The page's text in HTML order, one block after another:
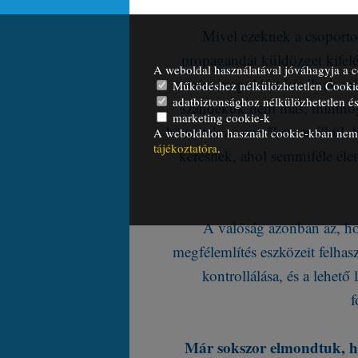
Mivel ezeknek a
propagandát küldözget
szerint megoldást kínálnak
szándékuk nem más,
követitek a vezetőket, anélkül,
keresitek, ahol semmiféle
A valóság azonban az,
megfélemlítés eszközeit
kontrollálása, és a
Már sokszor elmondtuk,
A weboldal használatával jóváhagyja a
Működéshez nélkülözhetetlen
adatbiztonsághoz nélkülözhetetlen
marketing cookie-k
A weboldalon használt cookie-kban
tájékoztatóra.